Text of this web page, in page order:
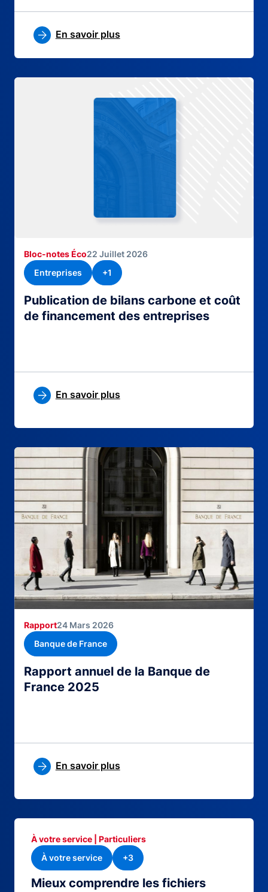
Publication de bilans carbone et coût
de financement des entreprises
Bloc-notes Éco22 Juillet 2026
Entreprises
+1
En savoir plus
En savoir plus
Rapport annuel de la Banque de
France 2025
Rapport24 Mars 2026
Banque de France
En savoir plus
Mieux comprendre les fichiers
À votre service | Particuliers
À votre service
+3